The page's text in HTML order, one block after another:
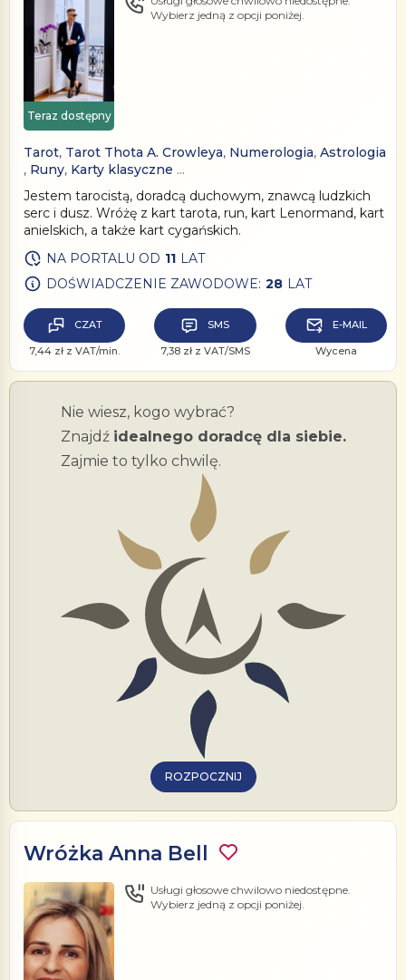
Teraz dostępny
Wybierz jedną z opcji poniżej.
CZAT
7,44 zł z VAT/min.
SMS
7,38 zł z VAT/SMS
E-MAIL
Wycena
Tarot, Tarot Thota A. Crowleya, Numerologia, Astrologia
, Runy, Karty klasyczne …
Jestem tarocistą, doradcą duchowym, znawcą ludzkich
serc i dusz. Wróżę z kart tarota, run, kart Lenormand, kart
anielskich, a także kart cygańskich.
NA PORTALU OD 11 LAT
DOŚWIADCZENIE ZAWODOWE: 28 LAT
Nie wiesz, kogo wybrać?
Znajdź idealnego doradcę dla siebie.
Zajmie to tylko chwilę.
ROZPOCZNIJ
Wróżka Anna Bell
Usługi głosowe chwilowo niedostępne.
Wybierz jedną z opcji poniżej.